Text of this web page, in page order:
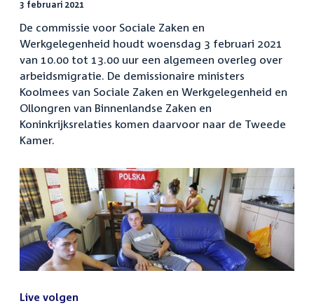
3 februari 2021
De commissie voor Sociale Zaken en
Werkgelegenheid houdt woensdag 3 februari 2021
van 10.00 tot 13.00 uur een algemeen overleg over
arbeidsmigratie. De demissionaire ministers
Koolmees van Sociale Zaken en Werkgelegenheid en
Ollongren van Binnenlandse Zaken en
Koninkrijksrelaties komen daarvoor naar de Tweede
Kamer.
Live volgen